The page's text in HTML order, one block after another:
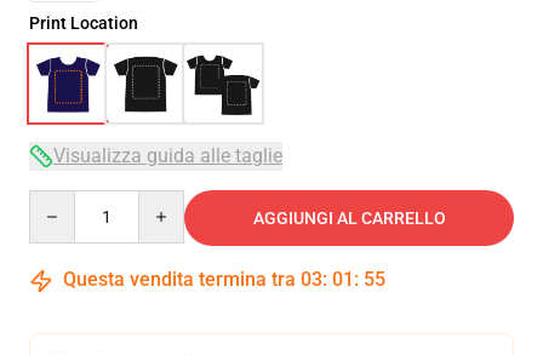
Print Location
Visualizza guida alle taglie
AGGIUNGI AL CARRELLO
Questa vendita termina tra 03: 01 : 54